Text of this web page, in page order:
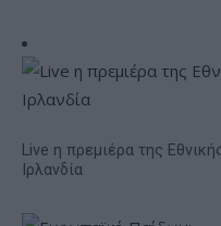
Live η πρεμιέρα της
Ιρλανδία